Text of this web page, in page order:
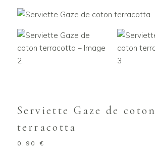
Serviette Gaze de coton
terracotta
0,90 €